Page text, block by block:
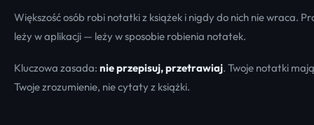
Większość osób robi notatki z książek i nigdy do nich nie wraca.
leży w aplikacji — leży w sposobie robienia notatek.
Kluczowa zasada: nie przepisuj, przetrawiaj. Twoje notatki
Twoje zrozumienie, nie cytaty z książki.